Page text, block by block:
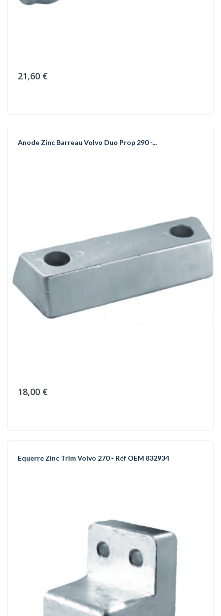
21,60 €
Anode Zinc Barreau Volvo Duo Prop 290 -...
18,00 €
Equerre Zinc Trim Volvo 270 - Réf OEM 832934